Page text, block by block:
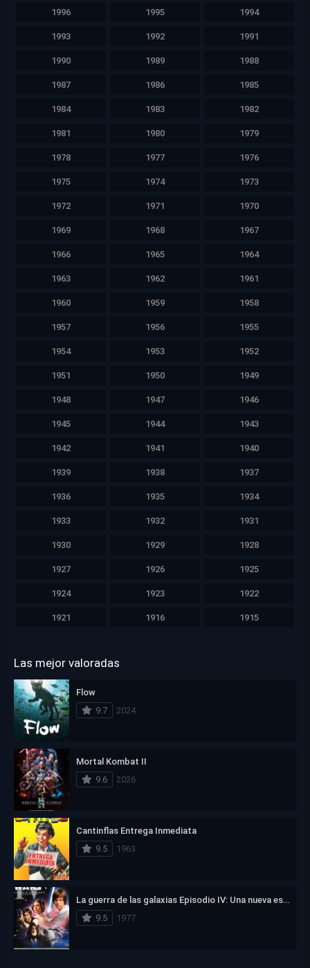
1996 1995 1994
1993 1992 1991
1990 1989 1988
1987 1986 1985
1984 1983 1982
1981 1980 1979
1978 1977 1976
1975 1974 1973
1972 1971 1970
1969 1968 1967
1966 1965 1964
1963 1962 1961
1960 1959 1958
1957 1956 1955
1954 1953 1952
1951 1950 1949
1948 1947 1946
1945 1944 1943
1942 1941 1940
1939 1938 1937
1936 1935 1934
1933 1932 1931
1930 1929 1928
1927 1926 1925
1924 1923 1922
1921 1916 1915
Las mejor valoradas
Flow
9.7
2024
Mortal Kombat II
9.6
2026
Cantinflas Entrega Inmediata
9.5
1963
La guerra de las galaxias Episodio IV: Una nueva esperanza
9.5
1977